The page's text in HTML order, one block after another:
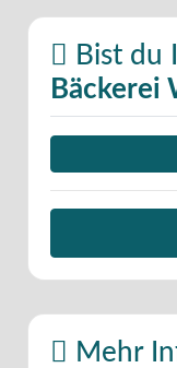
Bist du
Bäckerei
Mehr